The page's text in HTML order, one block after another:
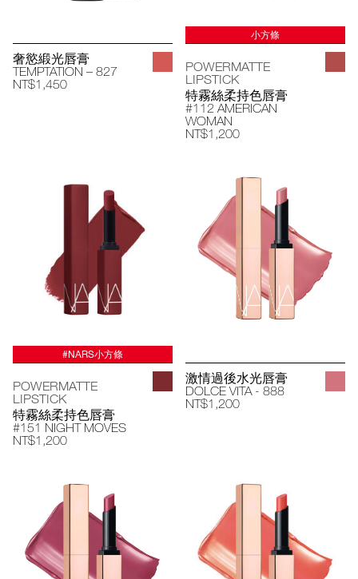
奢慾緞光唇膏
TEMPTATION – 827
NT$1,450
小方條
POWERMATTE
LIPSTICK
特霧絲柔持色唇膏
#112 AMERICAN
WOMAN
NT$1,200
#NARS小方條
POWERMATTE
LIPSTICK
特霧絲柔持色唇膏
#151 NIGHT MOVES
NT$1,200
激情過後水光唇膏
DOLCE VITA - 888
NT$1,200